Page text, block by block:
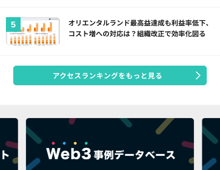
オリエンタルランド最高益達成も利益率低下、
コスト増への対応は？組織改正で効率化図る
アクセスランキングをもっと見る